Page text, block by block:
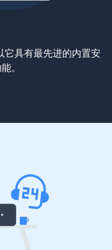
具有最先进的内置安
。